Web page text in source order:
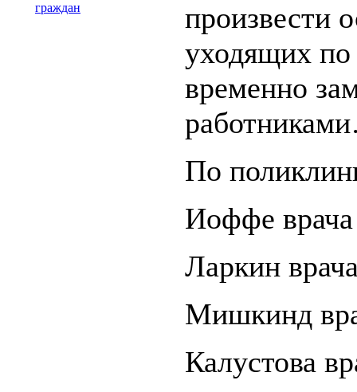
произвести
уходящих
временно
По
Иоффе врача
Ларкин
Мишкинд
Калустова